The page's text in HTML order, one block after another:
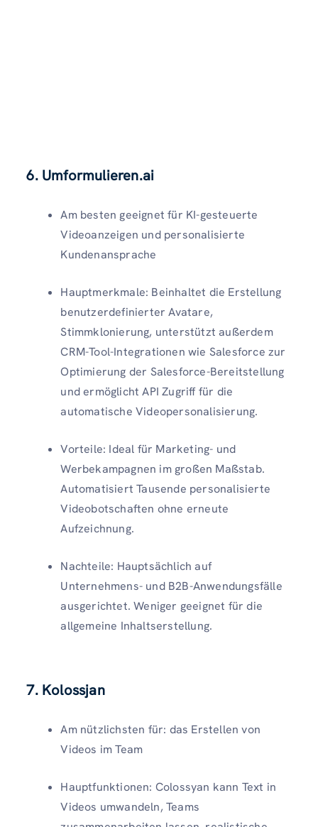
6. Umformulieren.ai
Am besten geeignet für KI-gesteuerte
Videoanzeigen und personalisierte
Kundenansprache
Hauptmerkmale: Beinhaltet die Erstellung
benutzerdefinierter Avatare,
Stimmklonierung, unterstützt außerdem
CRM-Tool-Integrationen wie Salesforce zur
Optimierung der Salesforce-Bereitstellung
und ermöglicht API Zugriff für die
automatische Videopersonalisierung.
Vorteile: Ideal für Marketing- und
Werbekampagnen im großen Maßstab.
Automatisiert Tausende personalisierte
Videobotschaften ohne erneute
Aufzeichnung.
Nachteile: Hauptsächlich auf
Unternehmens- und B2B-Anwendungsfälle
ausgerichtet. Weniger geeignet für die
allgemeine Inhaltserstellung.
7. Kolossjan
Am nützlichsten für: das Erstellen von
Videos im Team
Hauptfunktionen: Colossyan kann Text in
Videos umwandeln, Teams